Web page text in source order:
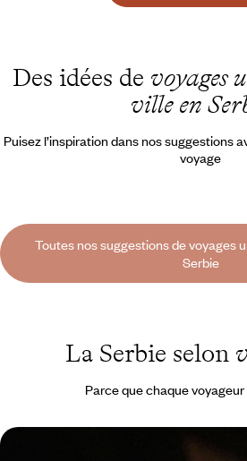
Des idées de voyages
ville en
Puisez l’inspiration dans nos suggestions
voyage
Toutes nos suggestions de voyages
Serbie
La Serbie selon
Parce que chaque